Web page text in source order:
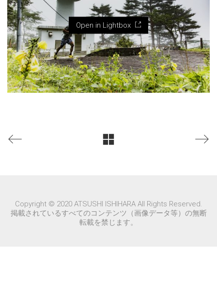
Open in Lightbox
Copyright © 2020 ATSUSHI ISHIHARA All Rights Reserved.
掲載されているすべてのコンテンツ（画像データ等）の無断
転載を禁じます。